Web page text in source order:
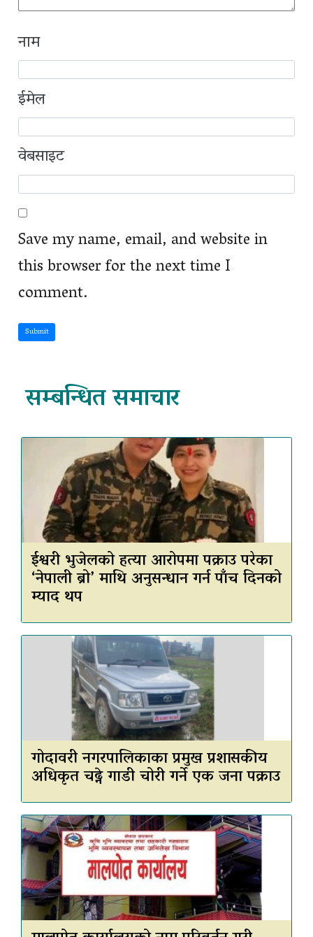
नाम
ईमेल
वेबसाइट
Save my name, email, and website in
this browser for the next time I
comment.
Submit
सम्बन्धित समाचार
ईश्वरी भुजेलको हत्या आरोपमा पक्राउ परेका
‘नेपाली ब्रो’ माथि अनुसन्धान गर्न पाँच दिनको
म्याद थप
गोदावरी नगरपालिकाका प्रमुख प्रशासकीय
अधिकृत चढ्ने गाडी चोरी गर्ने एक जना पक्राउ